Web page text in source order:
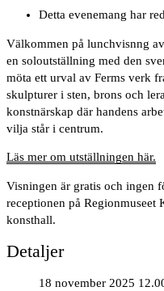
Detta evenemang har
Välkommen på lunchvisnng av
en soloutställning med den
möta ett urval av Ferms verk
skulpturer i sten, brons och
konstnärskap där handens
vilja står i centrum.
Läs mer om utställningen här.
Visningen är gratis och ingen
receptionen på Regionmuseet
konsthall.
Detaljer
18 november 2025